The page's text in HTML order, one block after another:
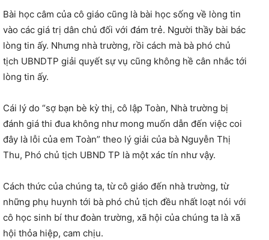
Bài học câm của cô giáo cũng là bài học sống về lòng tin
vào các giá trị dân chủ đối với đám trẻ. Người thầy bài bác
lòng tin ấy. Nhưng nhà trường, rồi cách mà bà phó chủ
tịch UBNDTP giải quyết sự vụ cũng không hề cân nhắc tới
lòng tin ấy.
Cái lý do “sợ bạn bè kỳ thị, cô lập Toàn, Nhà trường bị
đánh giá thi đua không như mong muốn dẫn đến việc coi
đây là lỗi của em Toàn” theo lý giải của bà Nguyễn Thị
Thu, Phó chủ tịch UBND TP là một xác tín như vậy.
Cách thức của chúng ta, từ cô giáo đến nhà trường, từ
những phụ huynh tới bà phó chủ tịch đều nhất loạt nói với
cô học sinh bí thư đoàn trường, xã hội của chúng ta là xã
hội thỏa hiệp, cam chịu.